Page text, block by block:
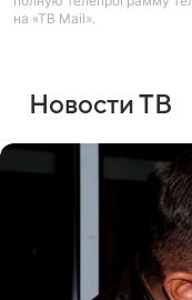
на «ТВ Mail».
Новости ТВ